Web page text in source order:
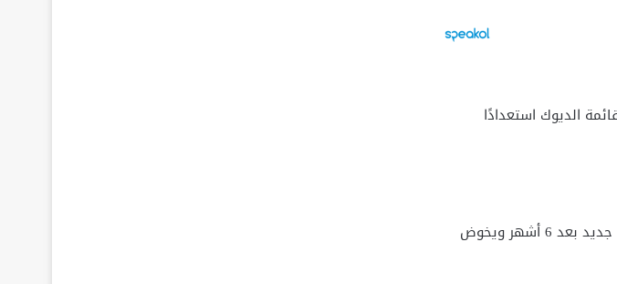
الديوك استعدادًا
وكان قد غاب مبابي عن صفوف منتخب فرنسا خلال أخر معسكرين بأكتوبر ونوفمبر ليعود من جديد بعد 6 أشهر ويخوض